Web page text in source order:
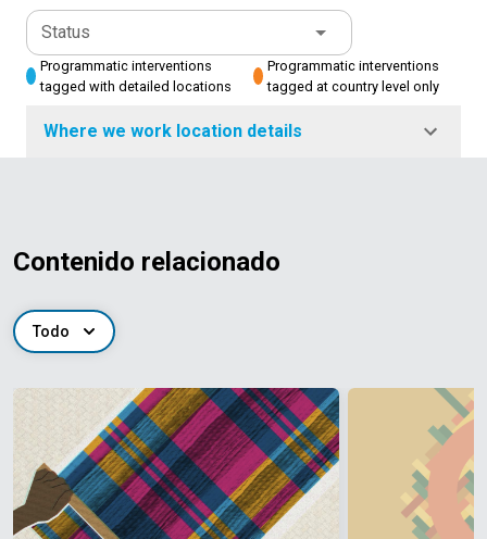
Status
Programmatic interventions
tagged with detailed locations
Programmatic interventions
tagged at country level only
Where we work location details
Contenido relacionado
Todo